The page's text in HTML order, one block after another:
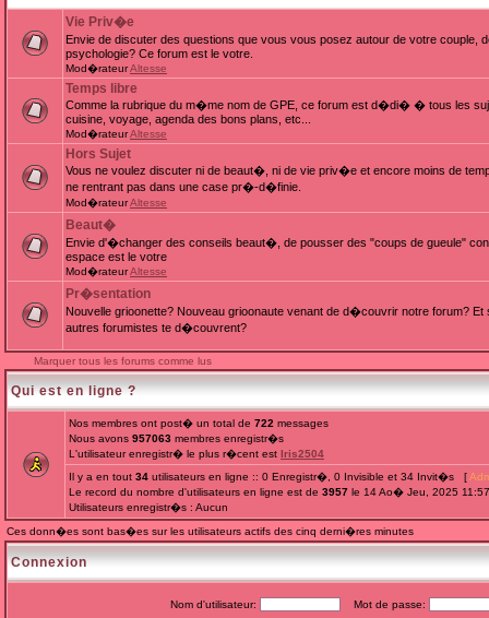
Vie Priv�e
Envie de discuter des questions que vous vous posez autour de votre
psychologie? Ce forum est le votre.
Mod�rateurAltesse
Temps libre
Comme la rubrique du m�me nom de GPE, ce forum est d�di� � tous les
cuisine, voyage, agenda des bons plans, etc...
Mod�rateurAltesse
Hors Sujet
Vous ne voulez discuter ni de beaut�, ni de vie priv�e et encore moins de
ne rentrant pas dans une case pr�-d�finie.
Mod�rateurAltesse
Beaut�
Envie d'�changer des conseils beaut�, de pousser des "coups de gueule"
espace est le votre
Mod�rateurAltesse
Pr�sentation
Nouvelle grioonette? Nouveau grioonaute venant de d�couvrir notre forum?
autres forumistes te d�couvrent?
Marquer tous les forums comme lus
Qui est en ligne ?
Nos membres ont post� un total de 722 messages
Nous avons 957063 membres enregistr�s
L'utilisateur enregistr� le plus r�cent est Iris2504
Il y a en tout 34 utilisateurs en ligne :: 0 Enregistr�, 0 Invisible et 34 Invit�s [
Le record du nombre d'utilisateurs en ligne est de 3957 le 14 Ao� Jeu, 2025
Utilisateurs enregistr�s : Aucun
Ces donn�es sont bas�es sur les utilisateurs actifs des cinq derni�res minutes
Connexion
Nom d'utilisateur: Mot de passe: